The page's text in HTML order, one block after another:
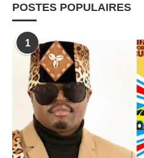
POSTES POPULAIRES
1